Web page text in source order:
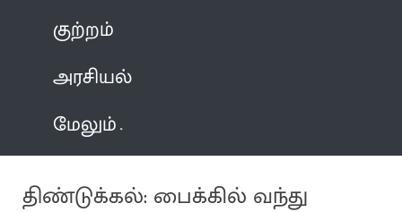
குற்றம்
அரசியல்
மேலும்
திண்டுக்கல்: பைக்கில் வந்து